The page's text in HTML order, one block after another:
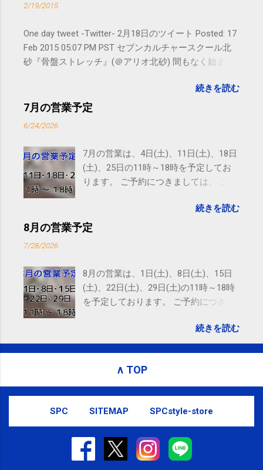
2/19/2015
One day tweet -Twitter- 2月18日のツイート Posted: 17
Feb 2015 05:07 PM PST セブンカルチャースクール北
砂『骨盤ストレッチ』(＠アリオ北砂) 間もなく始まり
subscribed to email updates from サクマフィジカルコ
ンディショニング(@SPCstyle) - Twilog To stop
Email delivery powered by Google Google Inc., 1600
Amphitheatre Parkway, Mountain View, CA 94043,
United States
続きを読む
7月の営業予定
6/24/2026
7月の営業は、4日(土)、11日(土)、18日
(土)、25日の11時～18時を予定してお
ります。 ご予約につきましては、 こち
れないことがありますので、ご予約、
お問い合わせはSMS（ショートメッセ
続きを読む
8月の営業予定
7/28/2026
8月の営業は、1日(土)、8日(土)、15日
(土)、22日(土)、29日(土)の11時～18時
を予定しております。 ご予約につきま
す。 電話に出られないことがあります
ので、ご予約、お問い合わせは
をおすすめしております。
続きを読む
∧ TOP
SPC SITEMAP SPCstyle-store